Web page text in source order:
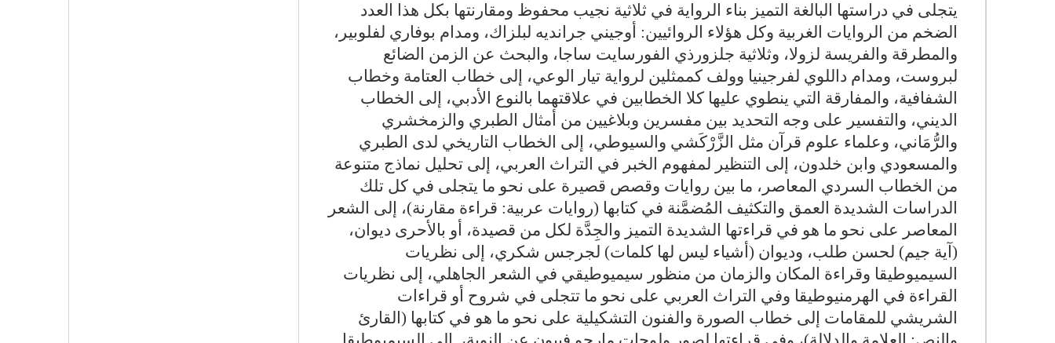
يتجلى في دراستها البالغة التميز بناء الرواية في ثلاثية نجيب محفوظ ومقارنتها بكل هذا العدد
الضخم من الروايات الغربية وكل هؤلاء الروائيين: أوجيني جرانديه لبلزاك، ومدام بوفاري لفلوبير،
والمطرقة والفريسة لزولا، وثلاثية جلزورذي الفورسايت ساجا، والبحث عن الزمن الضائع
لبروست، ومدام داللوي لفرجينيا وولف كممثلين لرواية تيار الوعي، إلى خطاب العتامة وخطاب
الشفافية، والمفارقة التي ينطوي عليها كلا الخطابين في علاقتهما بالنوع الأدبي، إلى الخطاب
الديني، والتفسير على وجه التحديد بين مفسرين وبلاغيين من أمثال الطبري والزمخشري
والرُّمَاني، وعلماء علوم قرآن مثل الزَّرْكَشي والسيوطي، إلى الخطاب التاريخي لدى الطبري
والمسعودي وابن خلدون، إلى التنظير لمفهوم الخبر في التراث العربي، إلى تحليل نماذج متنوعة
من الخطاب السردي المعاصر، ما بين روايات وقصص قصيرة على نحو ما يتجلى في كل تلك
الدراسات الشديدة العمق والتكثيف المُضمَّنة في كتابها (روايات عربية: قراءة مقارنة)، إلى الشعر
المعاصر على نحو ما هو في قراءتها الشديدة التميز والجِدَّة لكل من قصيدة، أو بالأحرى ديوان،
(آية جيم) لحسن طلب، وديوان (أشياء ليس لها كلمات) لجرجس شكري، إلى نظريات
السيميوطيقا وقراءة المكان والزمان من منظور سيميوطيقي في الشعر الجاهلي، إلى نظريات
القراءة في الهرمنيوطيقا وفي التراث العربي على نحو ما تتجلى في شروح أو قراءات
الشريشي للمقامات إلى خطاب الصورة والفنون التشكيلية على نحو ما هو في كتابها (القارئ